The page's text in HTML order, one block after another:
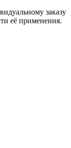
заказу
её применения.